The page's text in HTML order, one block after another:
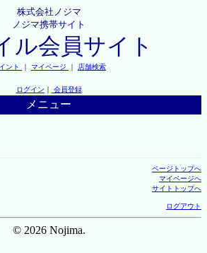
株式会社ノジマ
ノジマ携帯サイト
ル会員サイト
ント ｜ マイページ ｜ 店舗検索
ログイン ｜ 会員登録
メニュー
ページトップへ
マイページへ
サイトトップへ
ログアウト
© 2026 Nojima.